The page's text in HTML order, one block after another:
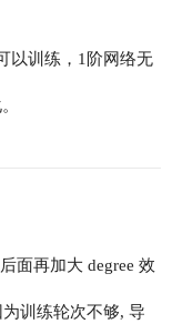
以训练，1阶网络无
面再加大 degree 效
为训练轮次不够, 导